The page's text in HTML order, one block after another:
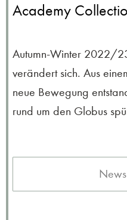
Academy
Autumn-Winter 2022/
verändert sich. Aus
neue Bewegung
rund um den Globus